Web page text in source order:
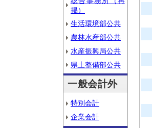
掲）
生活環境部公共
農林水産部公共
水産振興局公共
県土整備部公共
一般会計外
特別会計
企業会計